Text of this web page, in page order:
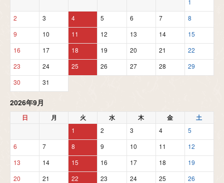
1
2
3 4 5 6 7
8
9
10 11 12 13 14
15
16
17 18 19 20 21
22
23
24 25 26 27 28
29
30
31
2026年9月
日 月 火 水 木 金 土
1 2 3 4
5
6
7 8 9 10 11
12
13
14 15 16 17 18
19
20
21 22 23 24 25
26